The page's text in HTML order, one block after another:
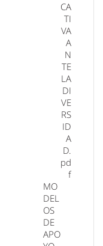
CA
TI
VA
A
N
TE
LA
DI
VE
RS
ID
A
D.
pd
f
MO
DEL
OS
DE
APO